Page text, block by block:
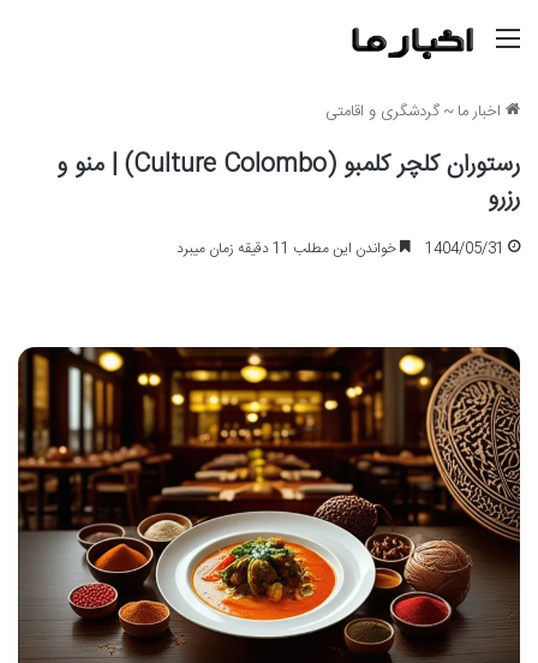
اخبار ما~گردشگری و اقامتی
رستوران کلچر کلمبو (Culture Colombo) | منو و
رزرو
1404/05/31 خواندن این مطلب 11 دقیقه زمان میبرد